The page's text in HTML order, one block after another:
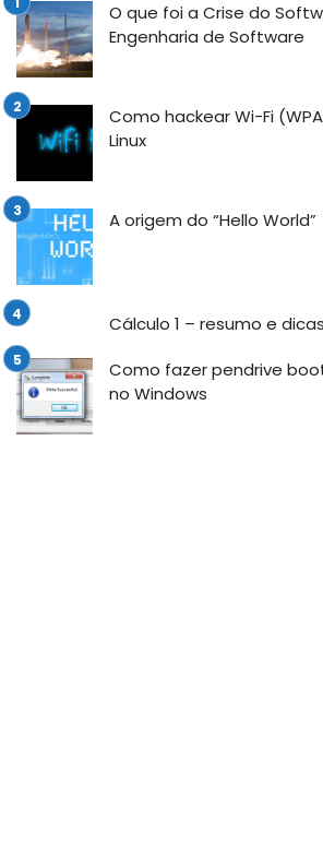
O que foi a Crise do
Engenharia de Software
Como hackear Wi-Fi
Linux
A origem do “Hello World”
Cálculo 1 – resumo e dicas
Como fazer pendrive
no Windows